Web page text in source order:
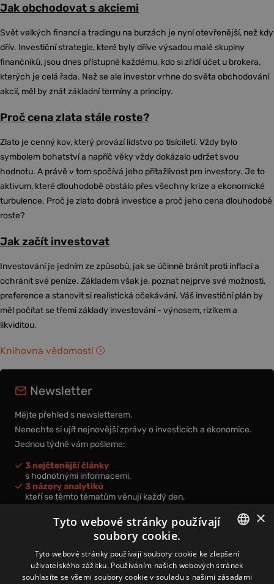
Jak obchodovat s akciemi
Svět velkých financí a tradingu na burzách je nyní otevřenější, než kdy
dřív. Investiční strategie, které byly dříve výsadou malé skupiny
finančníků, jsou dnes přístupné každému, kdo si zřídí účet u brokera,
kterých je celá řada. Než se ale investor vrhne do světa obchodování
akcií, měl by znát základní termíny a principy.
Proč cena zlata stále roste?
Zlato je cenný kov, který provází lidstvo po tisíciletí. Vždy bylo
symbolem bohatství a napříč věky vždy dokázalo udržet svou
hodnotu. A právě v tom spočívá jeho přitažlivost pro investory. Je to
aktivum, které dlouhodobě obstálo přes všechny krize a ekonomické
turbulence. Proč je zlato dobrá investice a proč jeho cena dlouhodobě
roste?
Jak začít investovat
Investování je jedním ze způsobů, jak se účinně bránit proti inflaci a
ochránit své peníze. Základem však je, poznat nejprve své možnosti,
preference a stanovit si realistická očekávání. Váš investiční plán by
měl počítat se třemi základy investování - výnosem, rizikem a
likviditou.
Knihovna vědomostí
Newsletter
Mějte přehled s newsletterem.
Nenechte si ujít nejnovější zprávy o investicích a ekonomice.
Jednou týdně vám pošleme:
3 nejčtenější články
s hodnotnými informacemi,
3 názory analytiků
kteří se těmto tématům věnují každý den,
nová videa a podcasty
k prohloubení vašich znalostí.
Přihlášením k newsletteru vyjadřujete svůj souhlas spodmínkami
CZECH
×
Tyto webové stránky používají
soubory cookie.
Tyto webové stránky používají soubory cookie ke zlepšení
uživatelského zážitku. Používáním našich webových stránek
souhlasíte se všemi soubory cookie v souladu s našimi zásadami